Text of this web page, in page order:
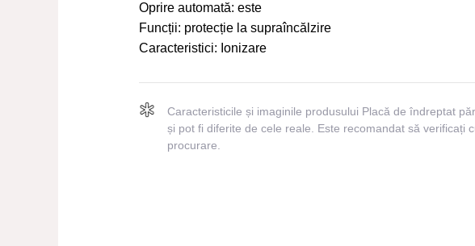
Oprire automată: este
Funcții: protecție la supraîncălzire
Caracteristici: Ionizare
Caracteristicile și imaginile produsului Placă de îndreptat
și pot fi diferite de cele reale. Este recomandat să
procurare.